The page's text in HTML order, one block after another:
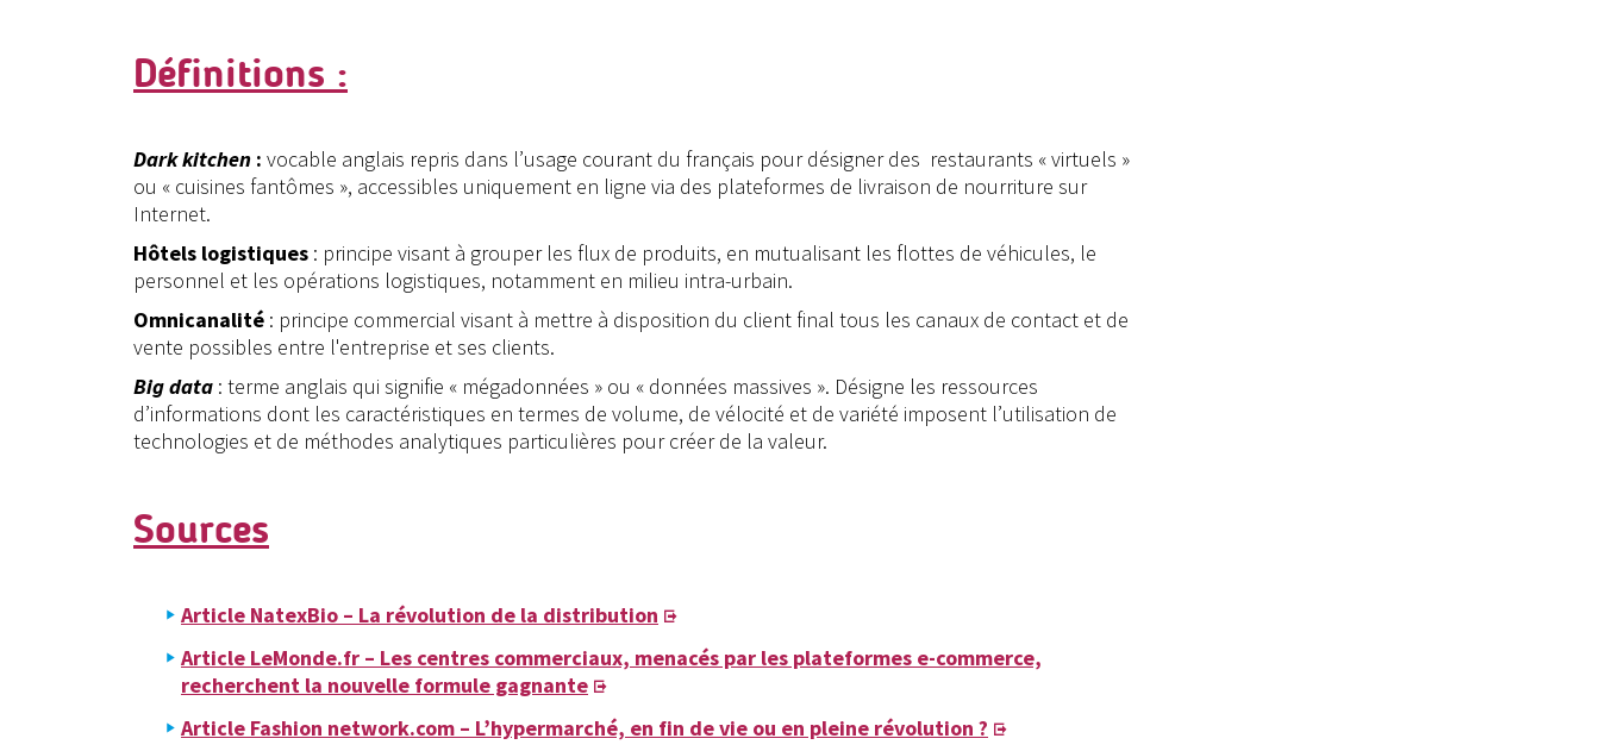
Définitions :
Dark kitchen : vocable anglais repris dans l’usage courant du français pour désigner des restaurants « virtuels »
ou « cuisines fantômes », accessibles uniquement en ligne via des plateformes de livraison de nourriture sur
Internet.
Hôtels logistiques : principe visant à grouper les flux de produits, en mutualisant les flottes de véhicules, le
personnel et les opérations logistiques, notamment en milieu intra-urbain.
Omnicanalité : principe commercial visant à mettre à disposition du client final tous les canaux de contact et de
vente possibles entre l'entreprise et ses clients.
Big data : terme anglais qui signifie « mégadonnées » ou « données massives ». Désigne les ressources
d’informations dont les caractéristiques en termes de volume, de vélocité et de variété imposent l’utilisation de
technologies et de méthodes analytiques particulières pour créer de la valeur.
Sources
Article NatexBio – La révolution de la distribution
Article LeMonde.fr – Les centres commerciaux, menacés par les plateformes e-commerce,
recherchent la nouvelle formule gagnante
Article Fashion network.com – L’hypermarché, en fin de vie ou en pleine révolution ?